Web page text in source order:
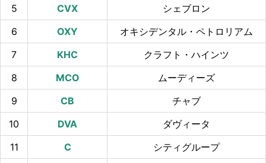
5
シェブロン
6
オキシデンタル・ペトロリアム
7
クラフト・ハインツ
8
ムーディーズ
9
チャブ
10
ダヴィータ
11
シティグループ